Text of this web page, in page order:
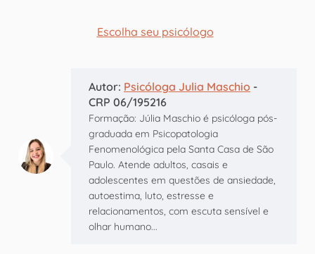
Escolha seu psicólogo
Autor: Psicóloga Julia Maschio -
CRP 06/195216
Formação: Júlia Maschio é psicóloga pós-
graduada em Psicopatologia
Fenomenológica pela Santa Casa de São
Paulo. Atende adultos, casais e
adolescentes em questões de ansiedade,
autoestima, luto, estresse e
relacionamentos, com escuta sensível e
olhar humano...